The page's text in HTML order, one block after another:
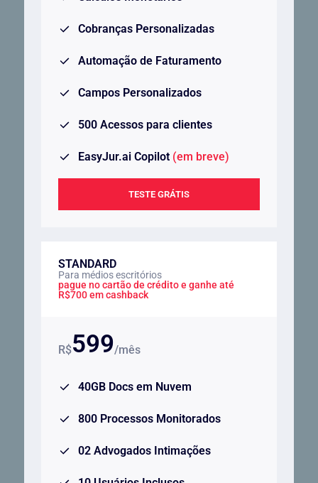
Cobranças Personalizadas
Automação de Faturamento
Campos Personalizados
500 Acessos para clientes
EasyJur.ai Copilot (em breve)
TESTE GRÁTIS
STANDARD
Para médios escritórios
pague no cartão de crédito e ganhe até
R$700 em cashback
R$599/mês
40GB Docs em Nuvem
800 Processos Monitorados
02 Advogados Intimações